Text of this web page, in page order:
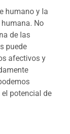
humano y la
No
de las
puede
afectivos y
el potencial de